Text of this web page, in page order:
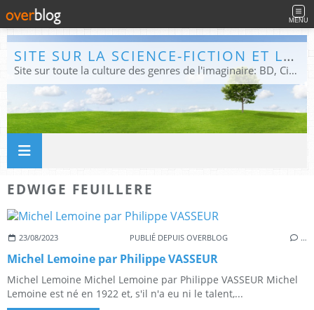
MENU
SITE SUR LA SCIENCE-FICTION ET LE FANTASTIQUE
Site sur toute la culture des genres de l'imaginaire: BD, Cinéma, Livre, Jeux, Théâtre. Présent dans les principaux festivals de film fantastique e de science-fiction, salons et conventions.
EDWIGE FEUILLERE
23/08/2023 PUBLIÉ DEPUIS OVERBLOG …
Michel Lemoine par Philippe VASSEUR
Michel Lemoine Michel Lemoine par Philippe VASSEUR Michel
Lemoine est né en 1922 et, s'il n'a eu ni le talent,...